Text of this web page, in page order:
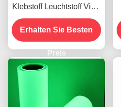
Klebstoff Leuchtstoff Vinyl
Leuchten im Dunkeln für
leuchtende Schilder
Erhalten Sie Besten
Preis